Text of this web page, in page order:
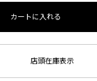
カートに入れる
店頭在庫表示